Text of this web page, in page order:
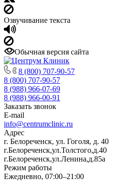
Озвучивание текста
Обычная версия сайта
8 (800) 707-90-57
8 (800) 707-90-57
8 (988) 966-07-69
8 (988) 966-00-91
Заказать звонок
E-mail
info@centrumclinic.ru
Адрес
г. Белореченск, ул. Гоголя, д. 40
г.Белореченск,ул.Толстого,д.40
г.Белореченск,ул.Ленина,д.85а
Режим работы
Ежедневно, 07:00–21:00